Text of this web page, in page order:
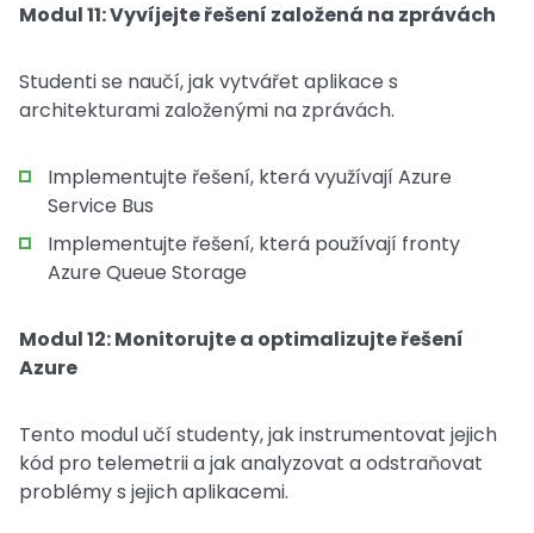
Modul 11: Vyvíjejte řešení založená na zprávách
Studenti se naučí, jak vytvářet aplikace s
architekturami založenými na zprávách.
Implementujte řešení, která využívají Azure
Service Bus
Implementujte řešení, která používají fronty
Azure Queue Storage
Modul 12: Monitorujte a optimalizujte řešení
Azure
Tento modul učí studenty, jak instrumentovat jejich
kód pro telemetrii a jak analyzovat a odstraňovat
problémy s jejich aplikacemi.